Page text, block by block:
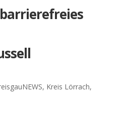
, Kreis Lörrach,